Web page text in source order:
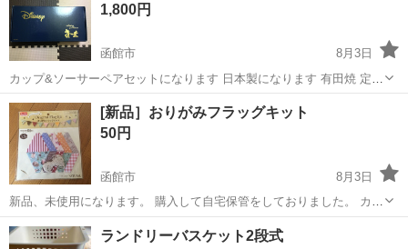
1,800円
函館市
8月3日
カップ&ソーサーペアセットになります 日本製になります 有田焼 定
価 3800円 保管の為、箱全体に多少傷、汚れが付いております それ
をご理解のして頂ける方ご購入 お願い致します。
北海道 函館市 生活雑貨
[新品］おりがみフラッグキット
50円
函館市
8月3日
新品、未使用になります。 購入して自宅保管をしておりました。 カラ
フルで可愛いいです。 子供部屋にいかがですか 二つ有ります。 取り
に来て頂ける方お願い致します。
北海道 函館市 生活雑貨
ランドリーバスケット2段式